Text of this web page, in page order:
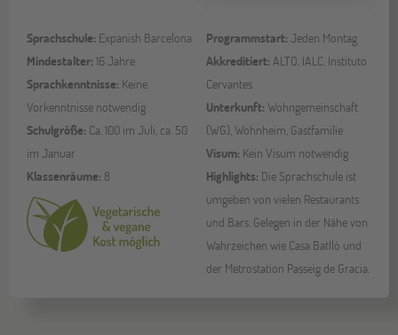
Sprachschule: Expanish Barcelona
Mindestalter: 16 Jahre
Sprachkenntnisse: Keine
Vorkenntnisse notwendig
Schulgröße: Ca. 100 im Juli, ca. 50
im Januar
Klassenräume: 8
Programmstart: Jeden Montag
Akkreditiert: ALTO, IALC, Instituto
Cervantes
Unterkunft: Wohngemeinschaft
(WG), Wohnheim, Gastfamilie
Visum: Kein Visum notwendig
Highlights: Die Sprachschule ist
umgeben von vielen Restaurants
und Bars. Gelegen in der Nähe von
Wahrzeichen wie Casa Batlló und
der Metrostation Passeig de Gracia.